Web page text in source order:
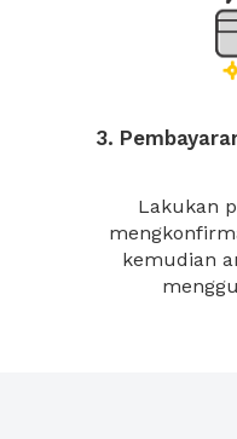
3.
Lakukan
kemudian